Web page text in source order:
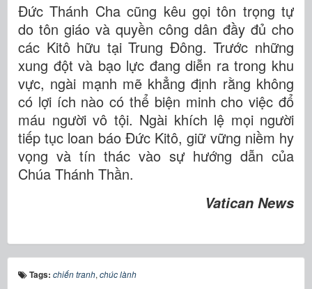
Đức Thánh Cha cũng kêu gọi tôn trọng tự
do tôn giáo và quyền công dân đầy đủ cho
các Kitô hữu tại Trung Đông. Trước những
xung đột và bạo lực đang diễn ra trong khu
vực, ngài mạnh mẽ khẳng định rằng không
có lợi ích nào có thể biện minh cho việc đổ
máu người vô tội. Ngài khích lệ mọi người
tiếp tục loan báo Đức Kitô, giữ vững niềm hy
vọng và tín thác vào sự hướng dẫn của
Chúa Thánh Thần.
Vatican News
Tags: chiến tranh, chúc lành